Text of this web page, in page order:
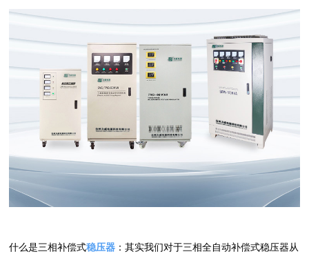
什么是三相补偿式稳压器 ：其实我们对于三相全自动补偿式稳压器从